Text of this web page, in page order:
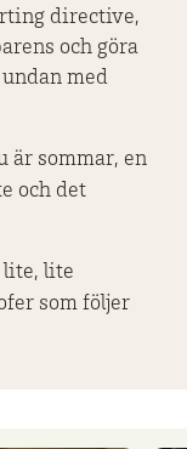
directive,
och göra
med
är sommar, en
och det
lite, lite
som följer